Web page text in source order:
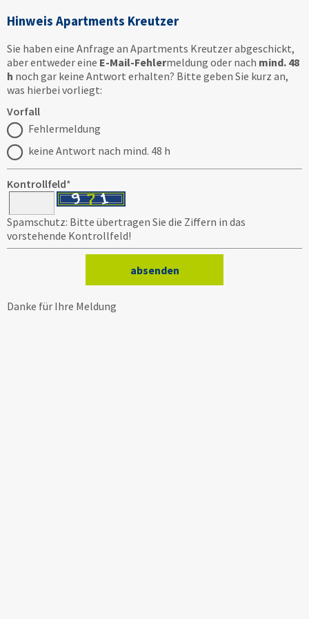
Hinweis Apartments Kreutzer
Sie haben eine Anfrage an Apartments Kreutzer abgeschickt,
aber entweder eine E-Mail-Fehlermeldung oder nach mind. 48
h noch gar keine Antwort erhalten? Bitte geben Sie kurz an,
was hierbei vorliegt:
Vorfall
Fehlermeldung
keine Antwort nach mind. 48 h
Kontrollfeld*
Spamschutz: Bitte übertragen Sie die Ziffern in das
vorstehende Kontrollfeld!
Danke für Ihre Meldung